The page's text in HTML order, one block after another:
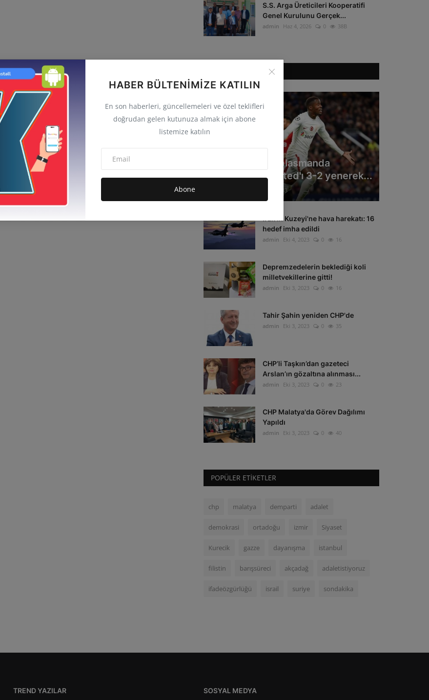
HABER BÜLTENIMIZE KATILIN
En son haberleri, güncellemeleri ve özel teklifleri
doğrudan gelen kutunuza almak için abone
listemize katılın
Abone
S.S. Arga Üreticileri Kooperatifi
Genel Kurulunu Gerçek...
admin Haz 4, 2026 0 38B
ÖNERILEN HABERLER
GÜNCEL
Galatasaray deplasmanda
Manchester United'ı 3-2 yenerek...
33
Irak'ın Kuzeyi'ne hava harekatı: 16
hedef imha edildi
admin Eki 4, 2023 0 16
Depremzedelerin beklediği koli
milletvekillerine gitti!
admin Eki 3, 2023 0 16
Tahir Şahin yeniden CHP'de
admin Eki 3, 2023 0 35
CHP’li Taşkın’dan gazeteci
Arslan’ın gözaltına alınması...
admin Eki 3, 2023 0 23
CHP Malatya'da Görev Dağılımı
Yapıldı
admin Eki 3, 2023 0 40
POPÜLER ETIKETLER
chp malatya demparti adalet
demokrasi ortadoğu izmir Siyaset
Kurecik gazze dayanışma istanbul
filistin barışsüreci akçadağ adaletistiyoruz
ifadeözgürlüğü israil suriye sondakika
TREND YAZILAR SOSYAL MEDYA